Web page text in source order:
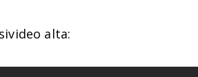
alta: